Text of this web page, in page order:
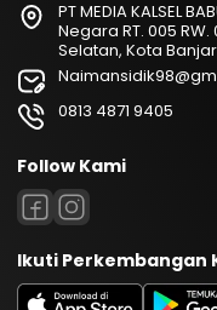
PT MEDIA KALSEL
Negara RT. 005
Selatan, Kota
0813 4871 9405
Follow Kami
Ikuti Perkembangan